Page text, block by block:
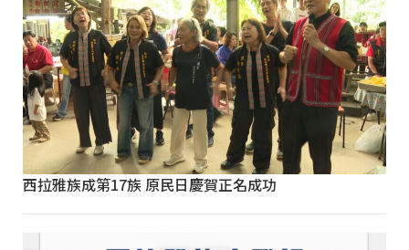
西拉雅族成第17族 原民日慶賀正名成功